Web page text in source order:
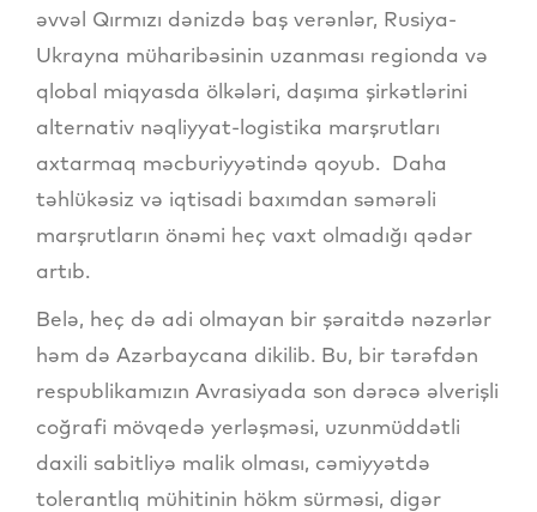
əvvəl Qırmızı dənizdə baş verənlər, Rusiya-
Ukrayna müharibəsinin uzanması regionda və
qlobal miqyasda ölkələri, daşıma şirkətlərini
alternativ nəqliyyat-logistika marşrutları
axtarmaq məcburiyyətində qoyub. Daha
təhlükəsiz və iqtisadi baxımdan səmərəli
marşrutların önəmi heç vaxt olmadığı qədər
artıb.
Belə, heç də adi olmayan bir şəraitdə nəzərlər
həm də Azərbaycana dikilib. Bu, bir tərəfdən
respublikamızın Avrasiyada son dərəcə əlverişli
coğrafi mövqedə yerləşməsi, uzunmüddətli
daxili sabitliyə malik olması, cəmiyyətdə
tolerantlıq mühitinin hökm sürməsi, digər